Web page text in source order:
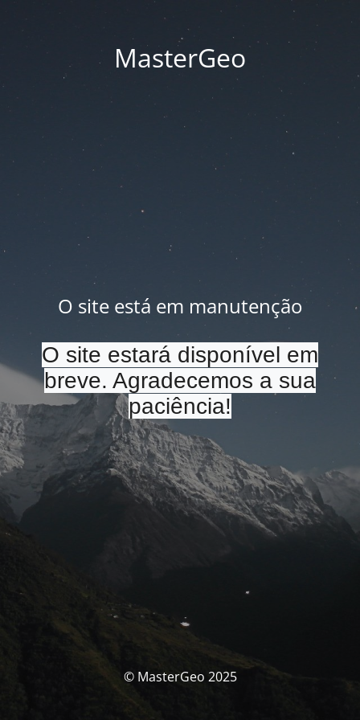
MasterGeo
O site está em manutenção
O site estará disponível em
breve. Agradecemos a sua
paciência!
© MasterGeo 2025